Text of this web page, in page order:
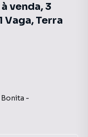
venda, 3
Vaga, Terra
Bonita -